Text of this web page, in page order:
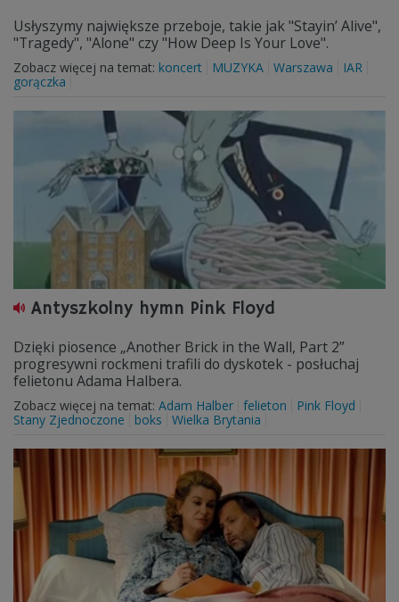
Usłyszymy największe przeboje, takie jak "Stayin’ Alive",
"Tragedy", "Alone" czy "How Deep Is Your Love".
Zobacz więcej na temat: koncert MUZYKA Warszawa
IAR
gorączka
Antyszkolny hymn Pink Floyd
Dzięki piosence „Another Brick in the Wall, Part 2”
progresywni rockmeni trafili do dyskotek - posłuchaj
felietonu Adama Halbera.
Zobacz więcej na temat: Adam Halber felieton
Pink Floyd
Stany Zjednoczone
boks Wielka Brytania